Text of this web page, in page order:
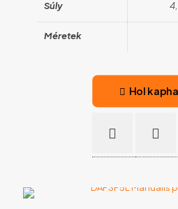
Súly
Méretek
Hol